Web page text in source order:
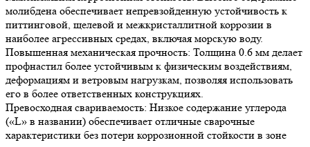
молибдена обеспечивает непревзойденную устойчивость к
питтинговой, щелевой и межкристаллитной коррозии в
наиболее агрессивных средах, включая морскую воду.
Повышенная механическая прочность: Толщина 0.6 мм делает
профнастил более устойчивым к физическим воздействиям,
деформациям и ветровым нагрузкам, позволяя использовать
его в более ответственных конструкциях.
Превосходная свариваемость: Низкое содержание углерода
(«L» в названии) обеспечивает отличные сварочные
характеристики без потери коррозионной стойкости в зоне